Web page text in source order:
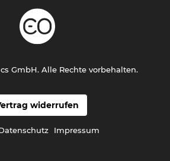
widerrufen
Impressum
GmbH. Alle Rechte vorbehalten.